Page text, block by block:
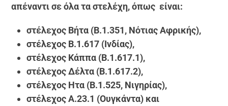
απέναντι σε όλα τα στελέχη, όπως είναι:
στέλεχος Βήτα (B.1.351, Νότιας Αφρικής),
στέλεχος Β.1.617 (Ινδίας),
στέλεχος Κάππα (Β.1.617.1),
στέλεχος Δέλτα (Β.1.617.2),
στέλεχος Ητα (Β.1.525, Νιγηρίας),
στέλεχος Α.23.1 (Ουγκάντα) και